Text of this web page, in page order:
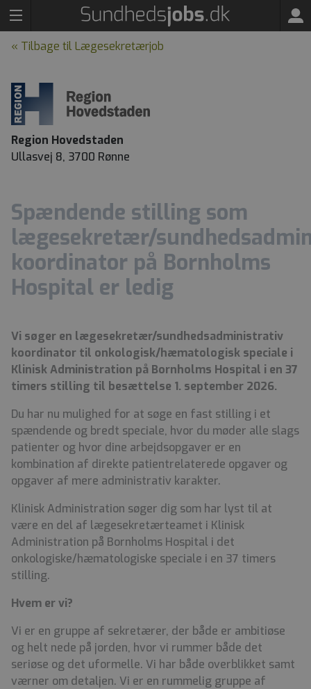
« Tilbage til Lægesekretærjob
Region Hovedstaden
Ullasvej 8, 3700 Rønne
Spændende stilling som
lægesekretær/
koordinator på Bornholms
Hospital er ledig
Vi søger en lægesekretær/sundhedsadministrativ
koordinator til onkologisk/hæmatologisk speciale i
Klinisk Administration på Bornholms Hospital i en 37
timers stilling til besættelse 1. september 2026.
Du har nu mulighed for at søge en fast stilling i et
spændende og bredt speciale, hvor du møder alle slags
patienter og hvor dine arbejdsopgaver er en
kombination af direkte patientrelaterede opgaver og
opgaver af mere administrativ karakter.
Klinisk Administration søger dig som har lyst til at
være en del af lægesekretærteamet i Klinisk
Administration på Bornholms Hospital i det
onkologiske/hæmatologiske speciale i en 37 timers
stilling.
Hvem er vi?
Vi er en gruppe af sekretærer, der både er ambitiøse
og helt nede på jorden, hvor vi rummer både det
seriøse og det uformelle. Vi har både overblikket samt
værner om detaljen. Vi er en rummelig gruppe af